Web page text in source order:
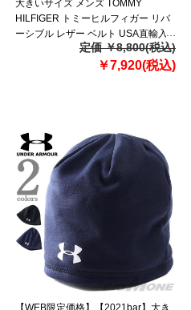
大きいサイズ メンズ TOMMY
HILFIGER トミーヒルフィガー リバ
ーシブル レザー ベルト USA直輸入
定価 ￥8,800(税込)
￥7,920(税込)
【WEB限定価格】【2021bar】大き